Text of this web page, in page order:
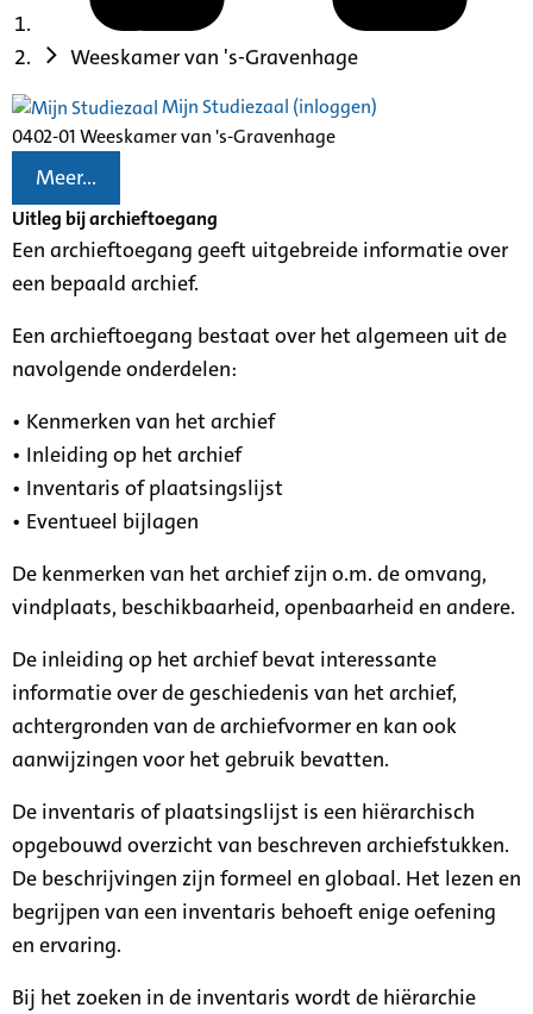
Weeskamer van 's-Gravenhage
Mijn Studiezaal (inloggen)
0402-01 Weeskamer van 's-Gravenhage
Meer...
Uitleg bij archieftoegang
Een archieftoegang geeft uitgebreide informatie over
een bepaald archief.
Een archieftoegang bestaat over het algemeen uit de
navolgende onderdelen:
• Kenmerken van het archief
• Inleiding op het archief
• Inventaris of plaatsingslijst
• Eventueel bijlagen
De kenmerken van het archief zijn o.m. de omvang,
vindplaats, beschikbaarheid, openbaarheid en andere.
De inleiding op het archief bevat interessante
informatie over de geschiedenis van het archief,
achtergronden van de archiefvormer en kan ook
aanwijzingen voor het gebruik bevatten.
De inventaris of plaatsingslijst is een hiërarchisch
opgebouwd overzicht van beschreven archiefstukken.
De beschrijvingen zijn formeel en globaal. Het lezen en
begrijpen van een inventaris behoeft enige oefening
en ervaring.
Bij het zoeken in de inventaris wordt de hiërarchie